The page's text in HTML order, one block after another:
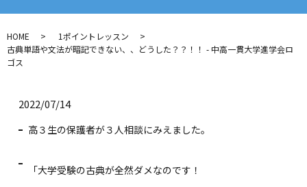
HOME
1ポイントレッスン
古典単語や文法が暗記できない、、どうした？？！！ - 中高一貫大学進学会ロ
ゴス
2022/07/14
高３生の保護者が３人相談にみえました。
「大学受験の古典が全然ダメなのです！